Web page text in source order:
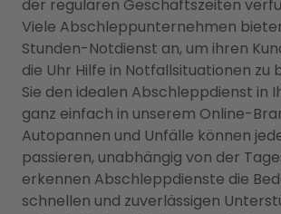
der regulären Geschäftszeiten
Viele Abschleppunternehmen
Stunden-Notdienst an, um ihren
die Uhr Hilfe in Notfallsituationen zu
Sie den idealen Abschleppdienst in
ganz einfach in unserem Online-
Autopannen und Unfälle können
passieren, unabhängig von der
erkennen Abschleppdienste die
schnellen und zuverlässigen